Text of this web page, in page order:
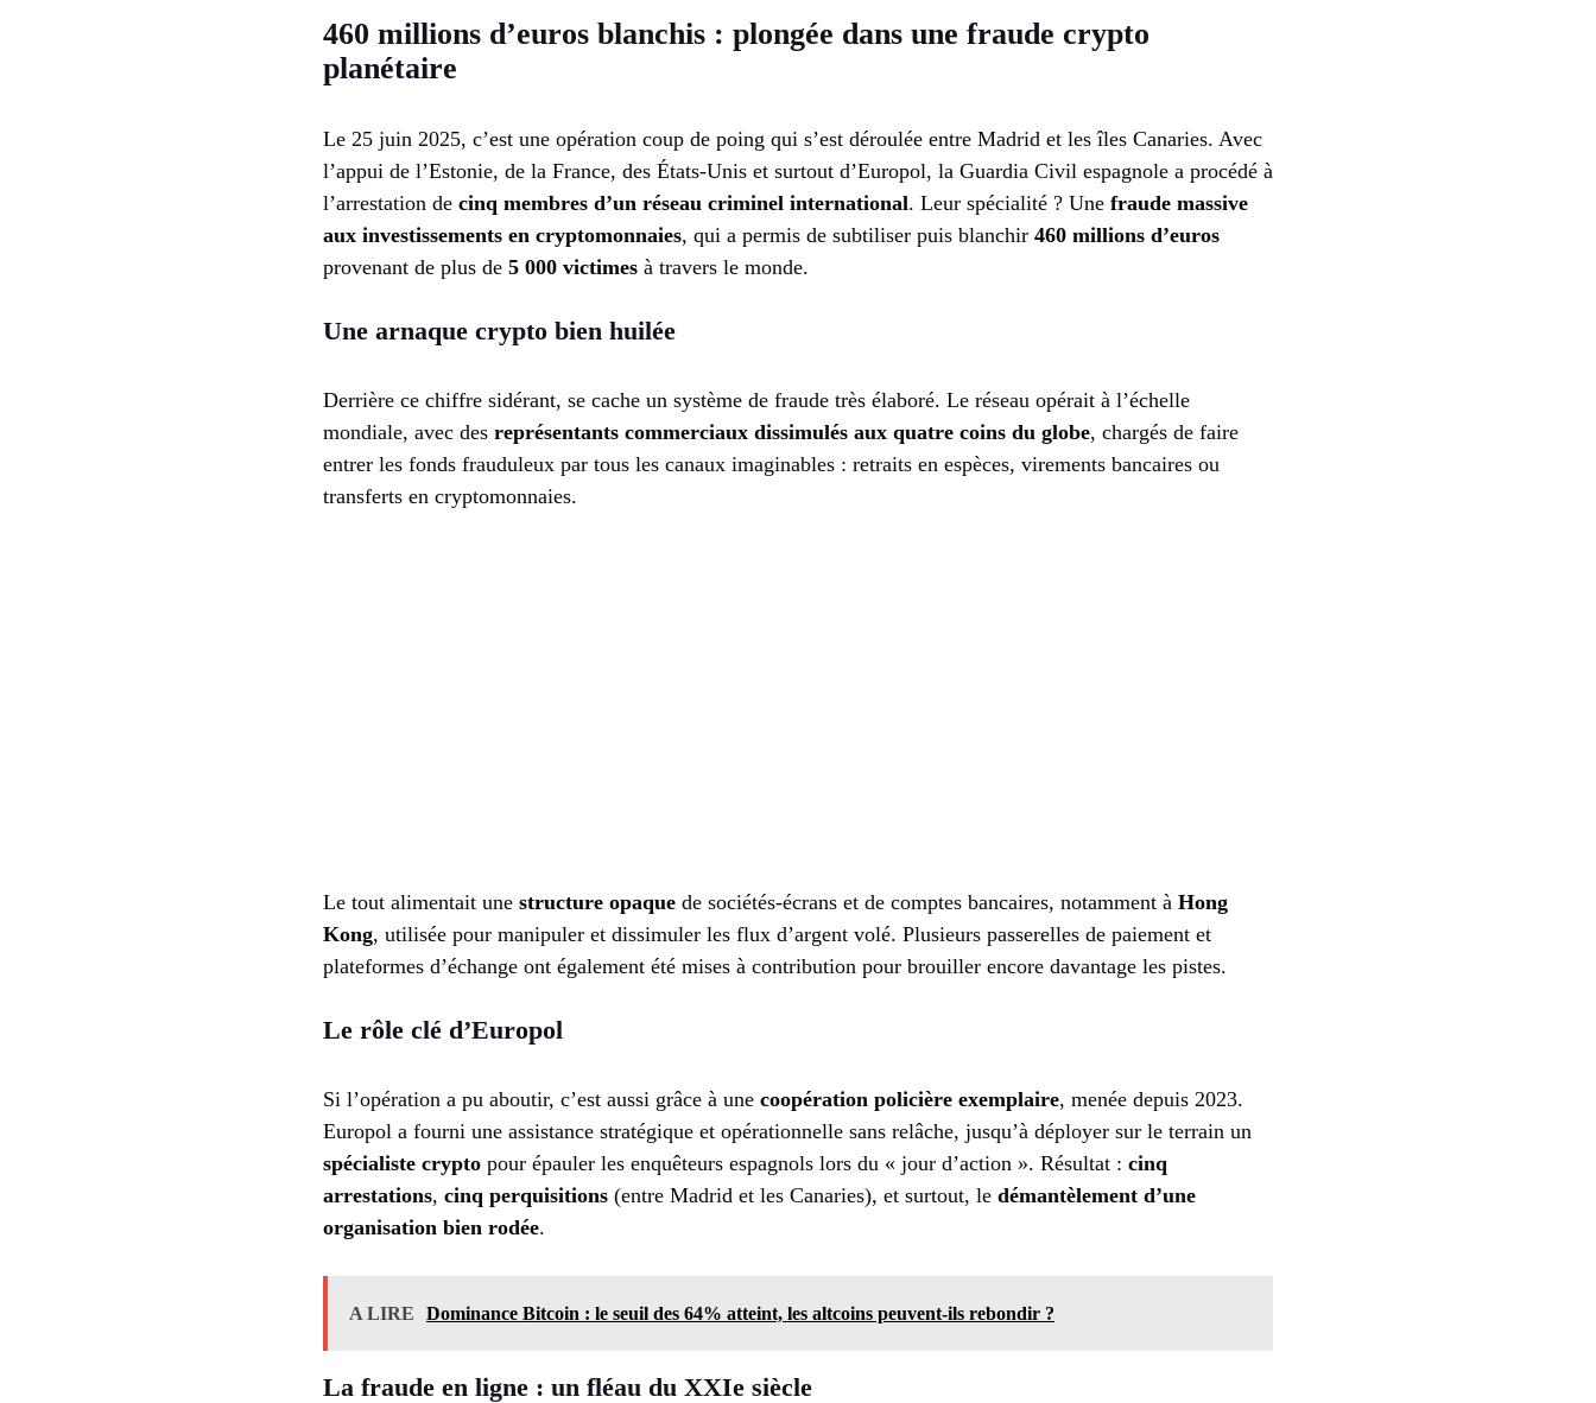
460 millions d’euros blanchis : plongée dans une fraude crypto
planétaire
Le 25 juin 2025, c’est une opération coup de poing qui s’est déroulée entre Madrid et les îles Canaries. Avec
l’appui de l’Estonie, de la France, des États-Unis et surtout d’Europol, la Guardia Civil espagnole a procédé à
l’arrestation de cinq membres d’un réseau criminel international. Leur spécialité ? Une fraude massive
aux investissements en cryptomonnaies, qui a permis de subtiliser puis blanchir 460 millions d’euros
provenant de plus de 5 000 victimes à travers le monde.
Une arnaque crypto bien huilée
Derrière ce chiffre sidérant, se cache un système de fraude très élaboré. Le réseau opérait à l’échelle
mondiale, avec des représentants commerciaux dissimulés aux quatre coins du globe, chargés de faire
entrer les fonds frauduleux par tous les canaux imaginables : retraits en espèces, virements bancaires ou
transferts en cryptomonnaies.
Le tout alimentait une structure opaque de sociétés-écrans et de comptes bancaires, notamment à Hong
Kong, utilisée pour manipuler et dissimuler les flux d’argent volé. Plusieurs passerelles de paiement et
plateformes d’échange ont également été mises à contribution pour brouiller encore davantage les pistes.
Le rôle clé d’Europol
Si l’opération a pu aboutir, c’est aussi grâce à une coopération policière exemplaire, menée depuis 2023.
Europol a fourni une assistance stratégique et opérationnelle sans relâche, jusqu’à déployer sur le terrain un
spécialiste crypto pour épauler les enquêteurs espagnols lors du « jour d’action ». Résultat : cinq
arrestations, cinq perquisitions (entre Madrid et les Canaries), et surtout, le démantèlement d’une
organisation bien rodée.
A LIRE Dominance Bitcoin : le seuil des 64% atteint, les altcoins peuvent-ils rebondir ?
La fraude en ligne : un fléau du XXIe siècle